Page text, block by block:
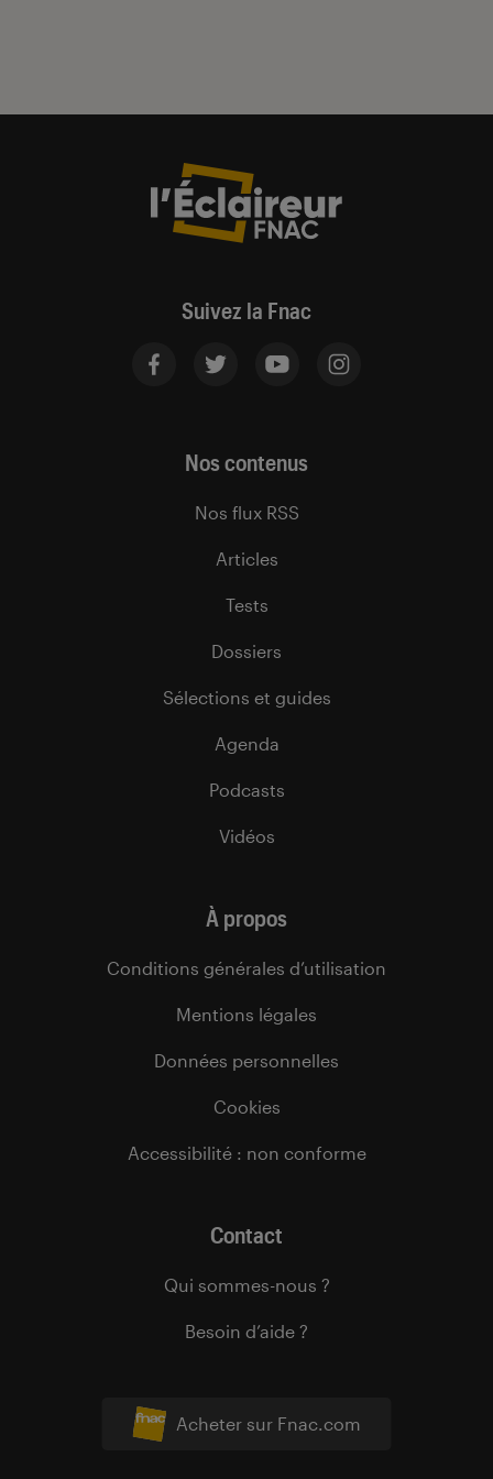
Suivez la Fnac
Acheter sur Fnac.com
Nos contenus
Nos flux RSS
Articles
Tests
Dossiers
Sélections et guides
Agenda
Podcasts
Vidéos
À propos
Conditions générales d’utilisation
Mentions légales
Données personnelles
Cookies
Accessibilité : non conforme
Contact
Qui sommes-nous ?
Besoin d’aide ?